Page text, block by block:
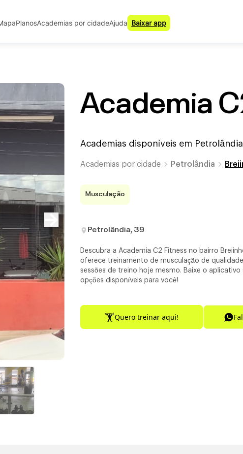
PlanosAcademias por cidadeAjuda Baixar app
Academia
Academias disponíveis em Petrolândia
Academias por cidade Petrolândia
Musculação
Petrolândia, 39
Descubra a Academia C2 Fitness no bairro
oferece treinamento de musculação de
sessões de treino hoje mesmo. Baixe o aplicativo
opções disponíveis para você!
Quero treinar aqui!